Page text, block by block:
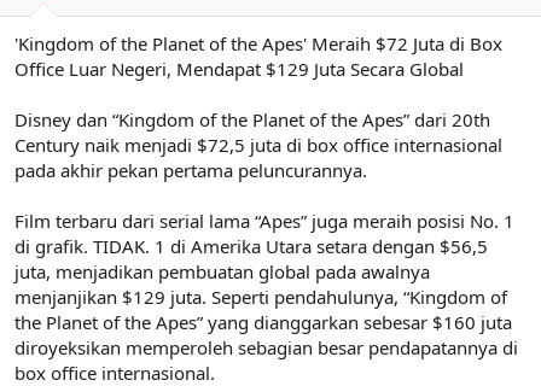
a
t
n
r
i
i
'Kingdom of the Planet of the Apes' Meraih $72 Juta di Box
Office Luar Negeri, Mendapat $129 Juta Secara Global
Disney dan “Kingdom of the Planet of the Apes” dari 20th
Century naik menjadi $72,5 juta di box office internasional
pada akhir pekan pertama peluncurannya.
Film terbaru dari serial lama “Apes” juga meraih posisi No. 1
di grafik. TIDAK. 1 di Amerika Utara setara dengan $56,5
juta, menjadikan pembuatan global pada awalnya
menjanjikan $129 juta. Seperti pendahulunya, “Kingdom of
the Planet of the Apes” yang dianggarkan sebesar $160 juta
diroyeksikan memperoleh sebagian besar pendapatannya di
box office internasional.